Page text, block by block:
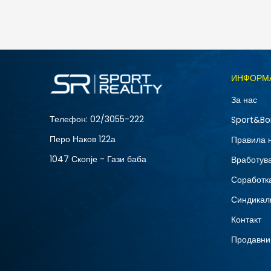
Големина
2XL
Телефон: 02/3055-222
Перо Наков 122а
1047 Скопје - Гази баба
За нас
Правила
Контакт